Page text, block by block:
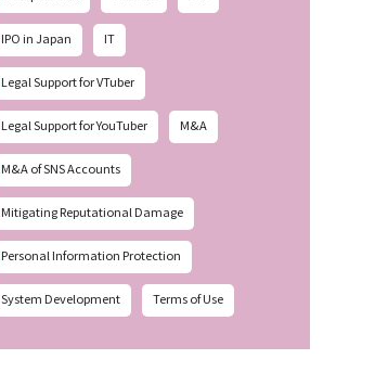
IPO in Japan IT
Legal Support for VTuber
Legal Support for YouTuber M&A
M&A of SNS Accounts
Mitigating Reputational Damage
Personal Information Protection
System Development Terms of Use